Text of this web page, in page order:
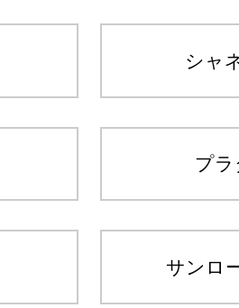
シャ
プラ
サンロ